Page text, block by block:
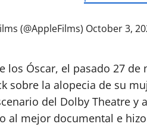
(@AppleFilms) October 3,
los Óscar, el pasado 27
sobre la alopecia de su
del Dolby Theatre y
al mejor documental e